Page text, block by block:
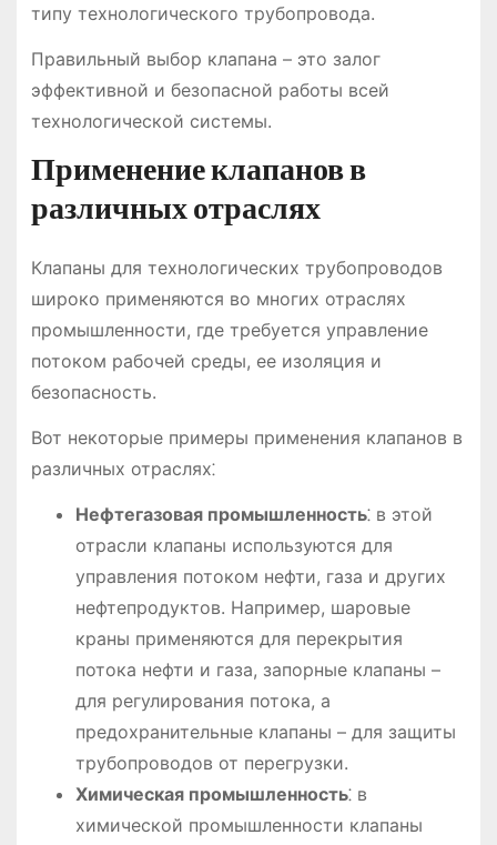
типу технологического трубопровода.
Правильный выбор клапана – это залог
эффективной и безопасной работы всей
технологической системы.
Применение клапанов в
различных отраслях
Клапаны для технологических трубопроводов
широко применяются во многих отраслях
промышленности, где требуется управление
потоком рабочей среды, ее изоляция и
безопасность.
Вот некоторые примеры применения клапанов в
различных отраслях⁚
Нефтегазовая промышленность⁚ в этой
отрасли клапаны используются для
управления потоком нефти, газа и других
нефтепродуктов. Например, шаровые
краны применяются для перекрытия
потока нефти и газа, запорные клапаны –
для регулирования потока, а
предохранительные клапаны – для защиты
трубопроводов от перегрузки.
Химическая промышленность⁚ в
химической промышленности клапаны